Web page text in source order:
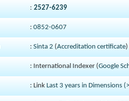
: 2527-6239
: 0852-0607
: Sinta 2 (Accreditation certificate)
: International Indexer (Google
: Link Last 3 years in Dimensions